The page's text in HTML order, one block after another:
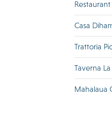
Casa
Trattoria
Taverna
Mahalaua